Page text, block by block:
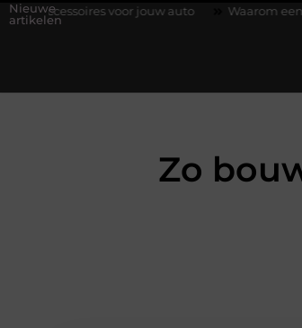
Nieuwe
artikelen
jouw auto Waarom een goede
Zo